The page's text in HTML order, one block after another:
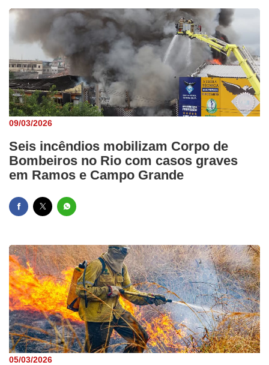
09/03/2026
Seis incêndios mobilizam Corpo de
Bombeiros no Rio com casos graves
em Ramos e Campo Grande
05/03/2026